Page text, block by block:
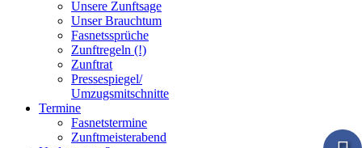
Unsere Zunftsage
Unser Brauchtum
Fasnetssprüche
Zunftregeln (!)
Zunftrat
Pressespiegel/
Umzugsmitschnitte
Termine
Fasnetstermine
Zunftmeisterabend